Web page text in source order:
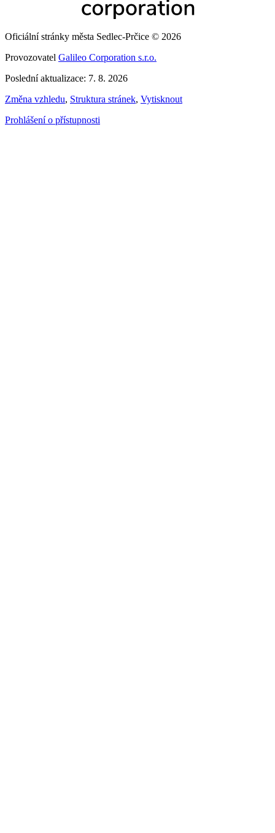
Oficiální stránky města Sedlec-Prčice © 2026
Provozovatel Galileo Corporation s.r.o.
Poslední aktualizace: 7. 8. 2026
Změna vzhledu, Struktura stránek, Vytisknout
Prohlášení o přístupnosti